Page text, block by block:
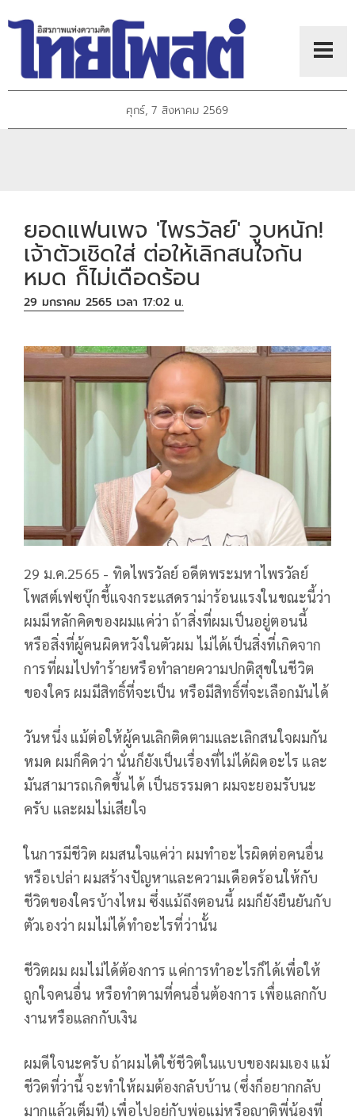
ศุกร์, 7 สิงหาคม 2569
ยอดแฟนเพจ 'ไพรวัลย์' วูบหนัก!
เจ้าตัวเชิดใส่ ต่อให้เลิกสนใจกัน
หมด ก็ไม่เดือดร้อน
29 มกราคม 2565 เวลา 17:02 น.
29 ม.ค.2565 - ทิดไพรวัลย์ อดีตพระมหาไพรวัลย์
โพสต์เฟซบุ๊กชี้แจงกระแสดราม่าร้อนแรงในขณะนี้ว่า
ผมมีหลักคิดของผมแค่ว่า ถ้าสิ่งที่ผมเป็นอยู่ตอนนี้
หรือสิ่งที่ผู้คนผิดหวังในตัวผม ไม่ได้เป็นสิ่งที่เกิดจาก
การที่ผมไปทำร้ายหรือทำลายความปกติสุขในชีวิต
ของใคร ผมมีสิทธิ์ที่จะเป็น หรือมีสิทธิ์ที่จะเลือกมันได้
วันหนึ่ง แม้ต่อให้ผู้คนเลิกติดตามและเลิกสนใจผมกัน
หมด ผมก็คิดว่า นั่นก็ยังเป็นเรื่องที่ไม่ได้ผิดอะไร และ
มันสามารถเกิดขึ้นได้ เป็นธรรมดา ผมจะยอมรับนะ
ครับ และผมไม่เสียใจ
ในการมีชีวิต ผมสนใจแค่ว่า ผมทำอะไรผิดต่อคนอื่น
หรือเปล่า ผมสร้างปัญหาและความเดือดร้อนให้กับ
ชีวิตของใครบ้างไหม ซึ่งแม้ถึงตอนนี้ ผมก็ยังยืนยันกับ
ตัวเองว่า ผมไม่ได้ทำอะไรที่ว่านั้น
ชีวิตผม ผมไม่ได้ต้องการ แค่การทำอะไรก็ได้เพื่อให้
ถูกใจคนอื่น หรือทำตามที่คนอื่นต้องการ เพื่อแลกกับ
งานหรือแลกกับเงิน
ผมดีใจนะครับ ถ้าผมได้ใช้ชีวิตในแบบของผมเอง แม้
ชีวิตที่ว่านี้ จะทำให้ผมต้องกลับบ้าน (ซึ่งก็อยากกลับ
มากแล้วเต็มที) เพื่อไปอยู่กับพ่อแม่หรือญาติพี่น้องที่